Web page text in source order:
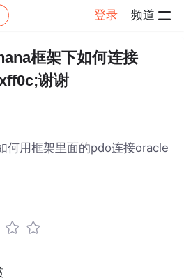
登录 频道
帖子详情
框架下如何连接
谢谢
何用框架里面的pdo连接oracle